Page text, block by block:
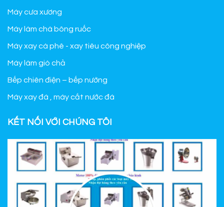
Máy cưa xương
Máy làm chà bông ruốc
Máy xay cà phê - xay tiêu công nghiệp
Máy làm giò chả
Bếp chiên điện – bếp nướng
Máy xay đá , máy cắt nước đá
KẾT NỐI VỚI CHÚNG TÔI